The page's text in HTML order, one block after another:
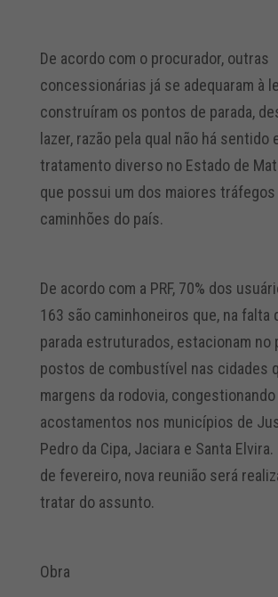
De acordo com o procurador, outras
concessionárias já se adequaram à
construíram os pontos de parada,
lazer, razão pela qual não há sentido
tratamento diverso no Estado de
que possui um dos maiores tráfegos
caminhões do país.
De acordo com a PRF, 70% dos
163 são caminhoneiros que, na falta
parada estruturados, estacionam no
postos de combustível nas cidades
margens da rodovia,
acostamentos nos municípios de
Pedro da Cipa, Jaciara e Santa
de fevereiro, nova reunião será
tratar do assunto.
Obra